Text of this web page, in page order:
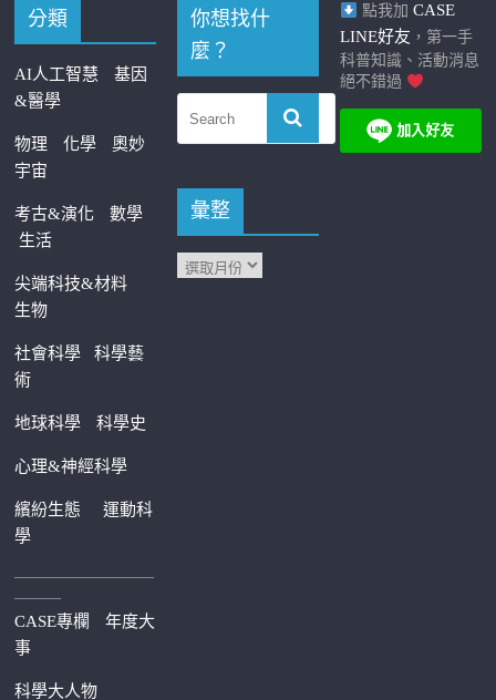
分類
AI人工智慧
基因
&醫學
物理 化學
奧妙
宇宙
考古&演化
數學
生活
尖端科技&材料
生物
社會科學科學藝
術
地球科學 科學史
心理&神經科學
繽紛生態運動科
學
—————————
———
CASE專欄
年度大
事
科學大人物
你想找什
麼？
彙整
點我加 CASE
LINE好友 ，第一手
科普知識、活動消息
絕不錯過